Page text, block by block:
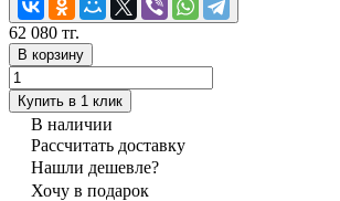
62 080 тг.
В корзину
Купить в 1 клик
В наличии
Рассчитать доставку
Нашли дешевле?
Хочу в подарок